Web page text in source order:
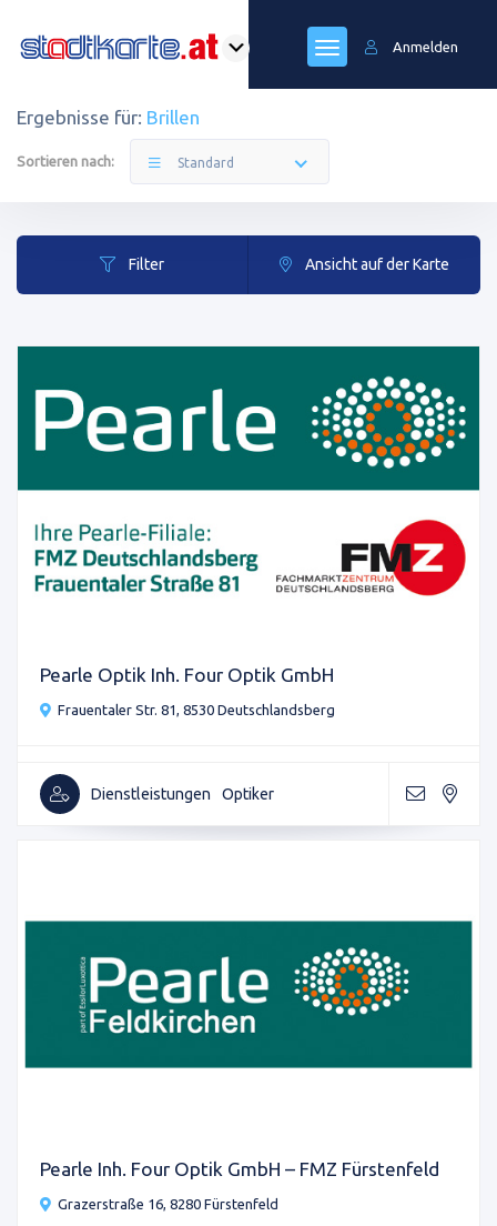
Anmelden
Ergebnisse für: Brillen
Sortieren nach: Standard
Filter Ansicht auf der Karte
Pearle Optik Inh. Four Optik GmbH
Frauentaler Str. 81, 8530 Deutschlandsberg
Dienstleistungen Optiker
Pearle Inh. Four Optik GmbH – FMZ Fürstenfeld
Grazerstraße 16, 8280 Fürstenfeld